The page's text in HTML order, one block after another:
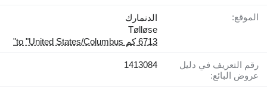
الموقع:
الدنمارك
Tølløse
6713 كم to "United States/Columbus"
رقم التعريف في دليل
عروض البائع:
1413084